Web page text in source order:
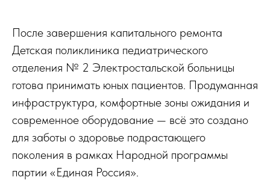
После завершения капитального ремонта
Детская поликлиника педиатрического
отделения № 2 Электростальской больницы
готова принимать юных пациентов. Продуманная
инфраструктура, комфортные зоны ожидания и
современное оборудование — всё это создано
для заботы о здоровье подрастающего
поколения в рамках Народной программы
партии «Единая Россия».